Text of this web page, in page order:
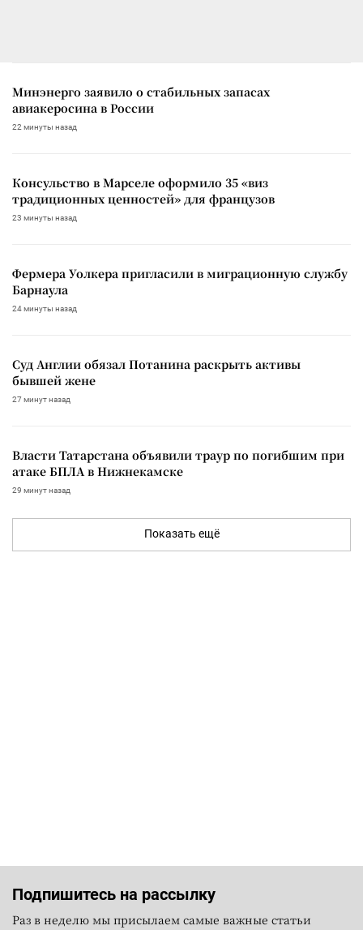
Минэнерго заявило о стабильных запасах
авиакеросина в России
22 минуты назад
Консульство в Марселе оформило 35 «виз
традиционных ценностей» для французов
23 минуты назад
Фермера Уолкера пригласили в миграционную службу
Барнаула
24 минуты назад
Суд Англии обязал Потанина раскрыть активы
бывшей жене
27 минут назад
Власти Татарстана объявили траур по погибшим при
атаке БПЛА в Нижнекамске
29 минут назад
Показать ещё
Подпишитесь на рассылку
Раз в неделю мы присылаем самые важные статьи